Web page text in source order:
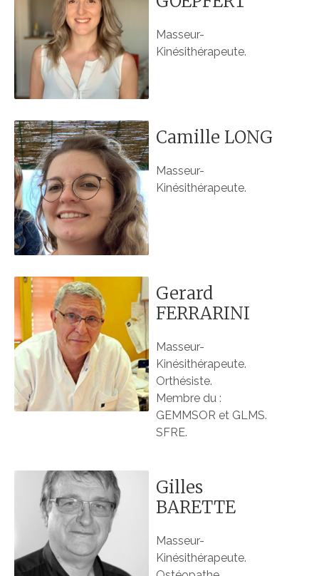
Masseur-
Kinésithérapeute.
Camille LONG
Masseur-
Kinésithérapeute.
Gerard
FERRARINI
Masseur-
Kinésithérapeute.
Orthésiste.
Membre du :
GEMMSOR et GLMS.
SFRE.
Gilles
BARETTE
Masseur-
Kinésithérapeute.